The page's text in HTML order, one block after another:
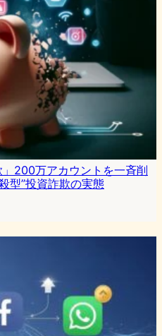
200万アカウントを一斉削
型”投資詐欺の実態